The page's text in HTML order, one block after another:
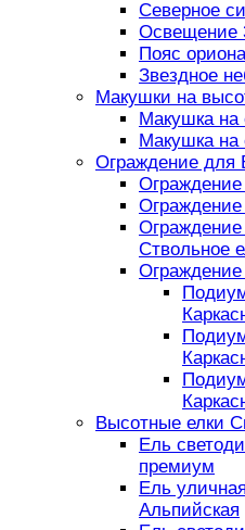
Северное
Освещение
Пояс ориона
Звездное
Макушки на
Макушка на
Макушка на
Ограждение для
Ствольное
Высотные елки
Ель
премиум
Ель
Альпийская